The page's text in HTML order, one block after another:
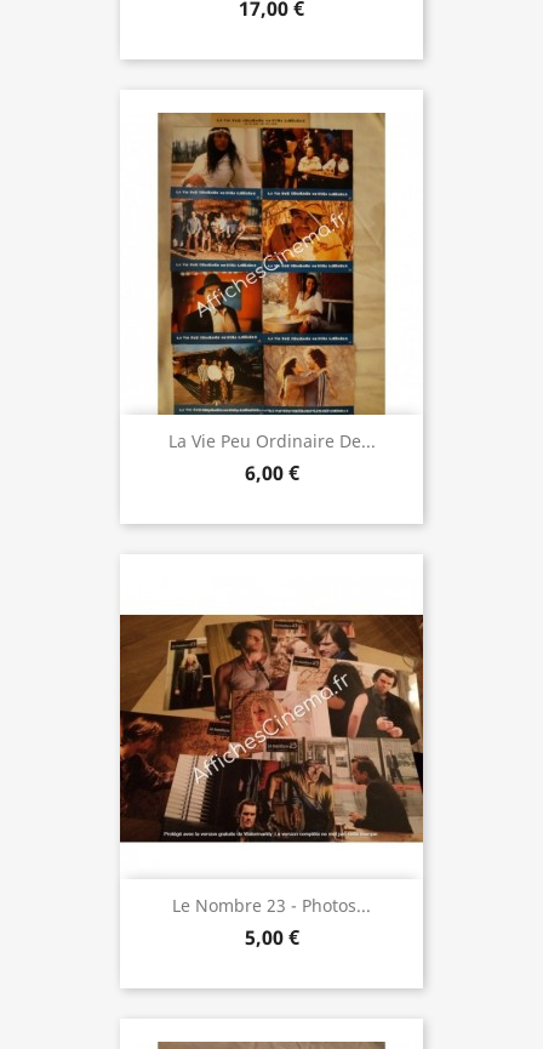
17,00 €
La Vie Peu Ordinaire De...
6,00 €
Le Nombre 23 - Photos...
5,00 €